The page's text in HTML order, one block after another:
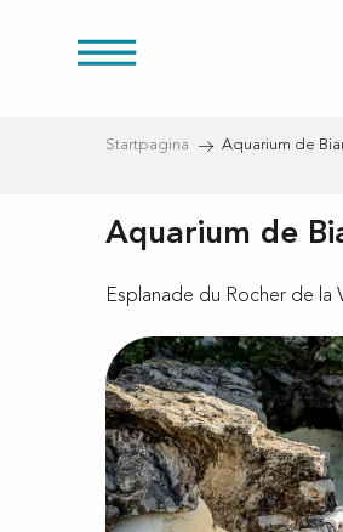
Startpagina Aquarium de
Aquarium de
Esplanade du Rocher de la